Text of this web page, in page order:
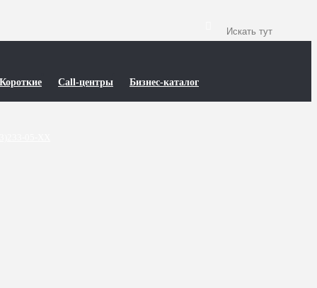
Короткие Call-центры Бизнес-каталог